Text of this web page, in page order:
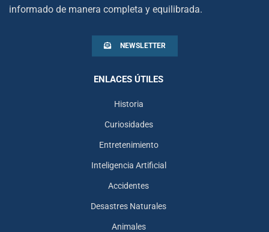
informado de manera completa y equilibrada.
NEWSLETTER
ENLACES ÚTILES
Historia
Curiosidades
Entretenimiento
Inteligencia Artificial
Accidentes
Desastres Naturales
Animales